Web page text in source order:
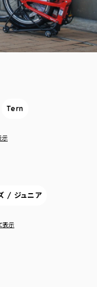
Tern
示
/ ジュニア
表示